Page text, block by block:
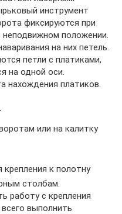
инструмент
фиксируются при
положении.
на них петель.
петли с платиками,
на одной оси.
нахождения платиков.
или на калитку
крепления к полотну
столбам.
работу с крепления
выполнить